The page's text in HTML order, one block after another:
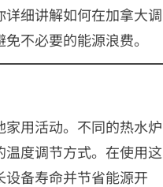
细讲解如何在加拿大调
不必要的能源浪费。
用活动。不同的热水炉
度调节方式。在使用这
备寿命并节省能源开